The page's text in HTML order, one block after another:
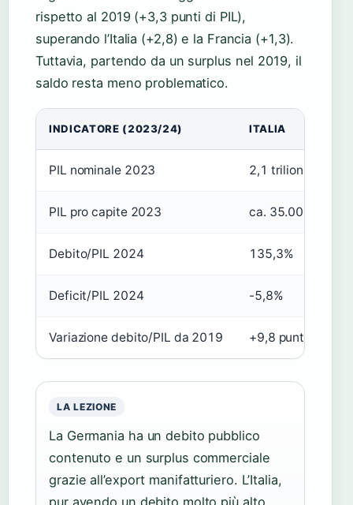
rispetto al 2019 (+3,3 punti di PIL),
superando l’Italia (+2,8) e la Francia (+1,3).
Tuttavia, partendo da un surplus nel 2019, il
saldo resta meno problematico.
INDICATORE (2023/24) ITALIA
PIL nominale 2023 2,1 trilioni $
PIL pro capite 2023 ca. 35.000 $
Debito/PIL 2024 135,3%
Deficit/PIL 2024 -5,8%
Variazione debito/PIL da 2019 +9,8 punti
LA LEZIONE
La Germania ha un debito pubblico
contenuto e un surplus commerciale
grazie all’export manifatturiero. L’Italia,
pur avendo un debito molto più alto,